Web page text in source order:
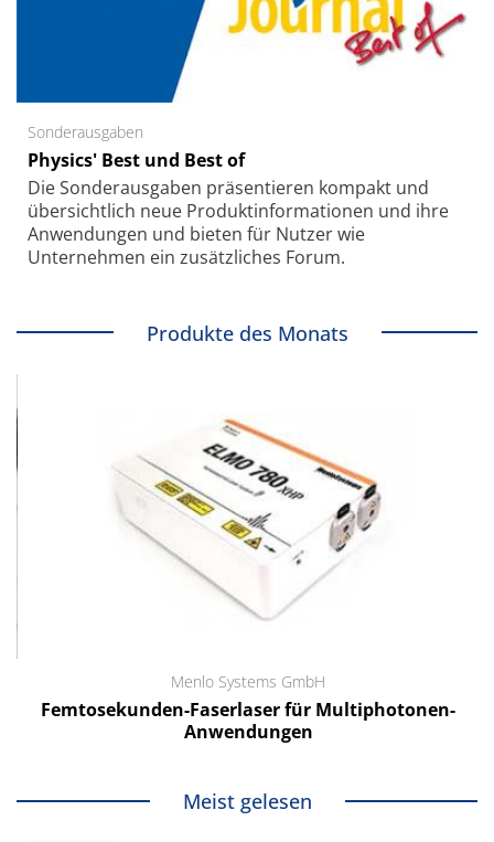
Sonderausgaben
Physics' Best und Best of
Die Sonder­ausgaben präsentieren kompakt und
übersichtlich neue Produkt­informationen und ihre
Anwendungen und bieten für Nutzer wie
Unternehmen ein zusätzliches Forum.
Produkte des Monats
Menlo Systems GmbH
Femtosekunden-Faserlaser für Multiphotonen-
Anwendungen
Meist gelesen